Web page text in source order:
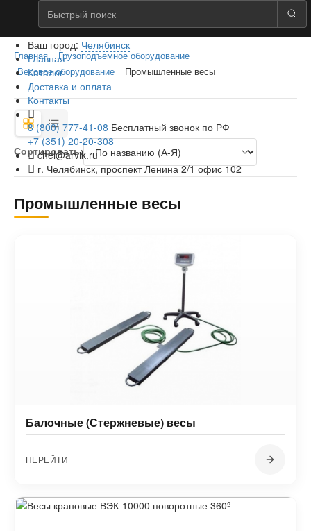
Ваш город: Челябинск
Главная
Каталог
Доставка и оплата
Контакты
8 (800) 777-41-08 Бесплатный звонок по РФ
+7 (351) 20-20-308
chel@arvik.ru
г. Челябинск, проспект Ленина 2/1 офис 102
Главная
Грузоподъемное оборудование
Весовое оборудование
Промышленные весы
Сортировать:
Промышленные весы
Балочные (Стержневые) весы
ПЕРЕЙТИ